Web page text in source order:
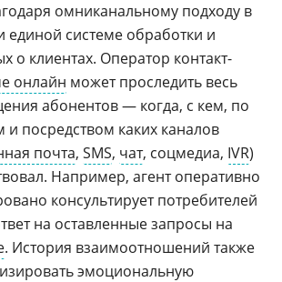
омниканальному подходу в
единой системе обработки и
о клиентах. Оператор контакт-
онлайн может проследить весь
абонентов — когда, с кем, по
и посредством каких каналов
почта, SMS, чат, соцмедиа, IVR)
Например, агент оперативно
консультирует потребителей
на оставленные запросы на
. История взаимоотношений также
эмоциональную